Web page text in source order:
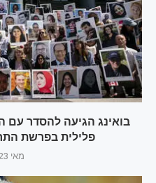
בואינג הגיעה להסדר
פלילית בפרשת
מאי 23, 2025